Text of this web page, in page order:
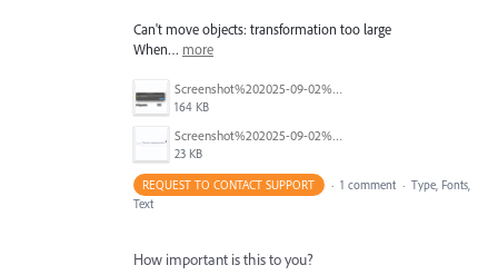
Can't move objects: transformation too large
When… more
Screenshot%202025-09-02%20at%2014.44.51.png
164 KB
Screenshot%202025-09-02%20at%2014.45.01.png
23 KB
REQUEST TO CONTACT SUPPORT · 1 comment · Type, Fonts,
Text
How important is this to you?